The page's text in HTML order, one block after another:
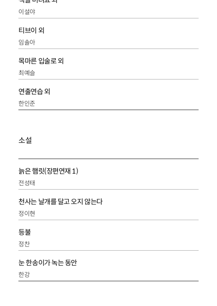
이설야
티브이 외
임솔아
목마른 입술로 외
최예슬
연출연습 외
한인준
소설
늙은 햄릿(장편연재 1)
전성태
천사는 날개를 달고 오지 않는다
정이현
등불
정찬
눈 한송이가 녹는 동안
한강